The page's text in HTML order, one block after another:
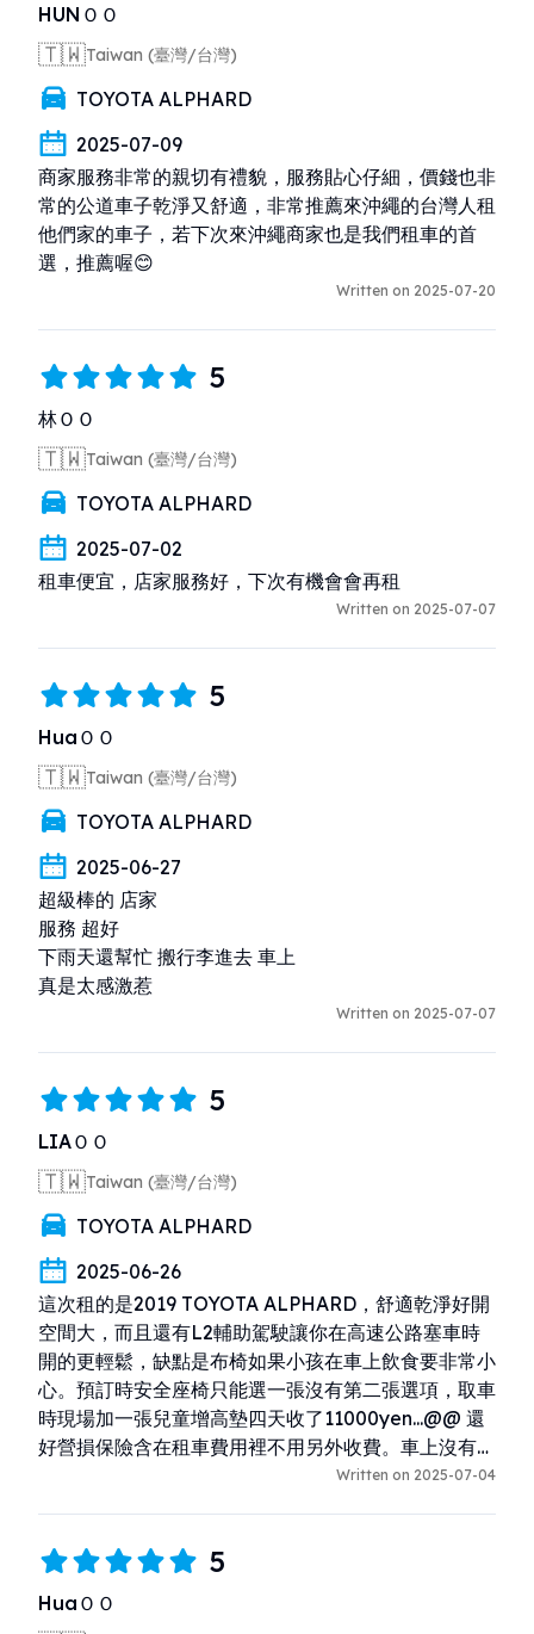
HUNＯＯ
🇹🇼Taiwan (臺灣/台灣)
TOYOTA ALPHARD
2025-07-09
商家服務非常的親切有禮貌，服務貼心仔細，價錢也非
常的公道車子乾淨又舒適，非常推薦來沖繩的台灣人租
他們家的車子，若下次來沖繩商家也是我們租車的首
選，推薦喔😊
Written on 2025-07-20
5
林ＯＯ
🇹🇼Taiwan (臺灣/台灣)
TOYOTA ALPHARD
2025-07-02
租車便宜，店家服務好，下次有機會會再租
Written on 2025-07-07
5
HuaＯＯ
🇹🇼Taiwan (臺灣/台灣)
TOYOTA ALPHARD
2025-06-27
超級棒的 店家
服務 超好
下雨天還幫忙 搬行李進去 車上
真是太感激惹
Written on 2025-07-07
5
LIAＯＯ
🇹🇼Taiwan (臺灣/台灣)
TOYOTA ALPHARD
2025-06-26
這次租的是2019 TOYOTA ALPHARD，舒適乾淨好開
空間大，而且還有L2輔助駕駛讓你在高速公路塞車時
開的更輕鬆，缺點是布椅如果小孩在車上飲食要非常小
心。預訂時安全座椅只能選一張沒有第二張選項，取車
時現場加一張兒童增高墊四天收了11000yen...@@ 還
好營損保險含在租車費用裡不用另外收費。車上沒有手
機架只能用線連車機carplay/android auto，但是我
Written on 2025-07-04
5
HuaＯＯ